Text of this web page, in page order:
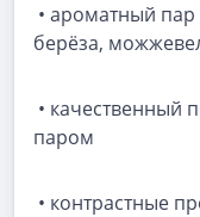
• ароматный
берёза,
• качественный
паром
• контрастные